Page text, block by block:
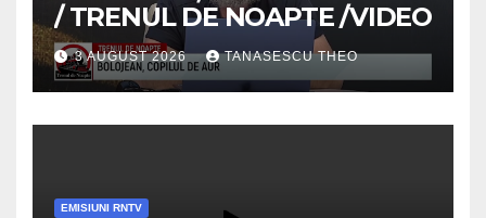
/ TRENUL DE NOAPTE /VIDEO
3 AUGUST 2026 TANASESCU THEO
EMISIUNI RNTV